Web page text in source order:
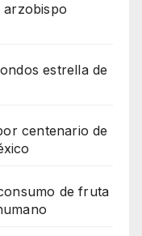
arzobispo
estrella de
centenario de
de fruta